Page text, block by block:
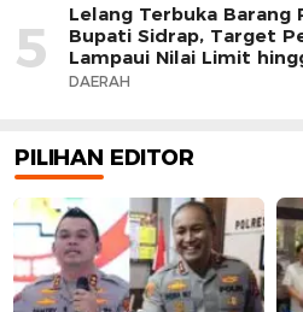
5
Lelang Terbuka Barang
Bupati Sidrap, Target
Lampaui Nilai Limit
DAERAH
PILIHAN EDITOR